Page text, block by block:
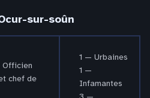
sur-soûn
Officien
chef de
1 — Urbaines
1 —
Infamantes